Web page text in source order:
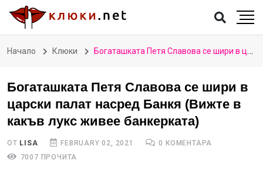
Начало Клюки Богаташката Петя Славова се шири в царски палат насред Банкя (Вижте в какъв лукс живее банкерката)
Богаташката Петя Славова се шири в
царски палат насред Банкя (Вижте в
какъв лукс живее банкерката)
ОТ LISA FEBRUARY 02, 2021
0 КОМЕНТАРА
7007 ПРОЧИТА